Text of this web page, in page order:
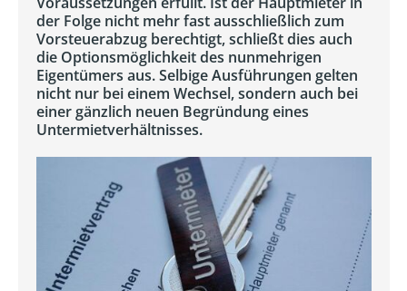
der Folge nicht mehr fast ausschließlich zum
Vorsteuerabzug berechtigt, schließt dies auch
die Optionsmöglichkeit des nunmehrigen
Eigentümers aus. Selbige Ausführungen gelten
nicht nur bei einem Wechsel, sondern auch bei
einer gänzlich neuen Begründung eines
Untermietverhältnisses.